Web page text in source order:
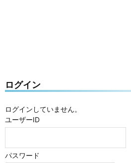
ログイン
ログインしていません。
ユーザーID
パスワード